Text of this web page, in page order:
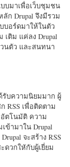
บบมาเพื่อเว็บชุมชน
ก Drupal จึงมีรวม
บอร์ดมาให้ในตัว
เติม แค่ลง Drupal
นตัว และสนทนา
รับความนิยมมาก ผู้
RSS เพื่อติดตาม
ตโนมัติ ความ
ข้ามาใน Drupal
จะสร้าง RSS
ดวกใหักับผู้เยี่ยม